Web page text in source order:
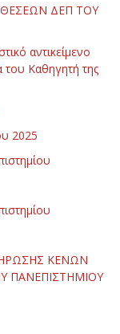
ΔΕΠ ΤΟΥ
αντικείμενο
του Καθηγητή της
2025
ΚΕΝΩΝ
ΠΑΝΕΠΙΣΤΗΜΙΟΥ